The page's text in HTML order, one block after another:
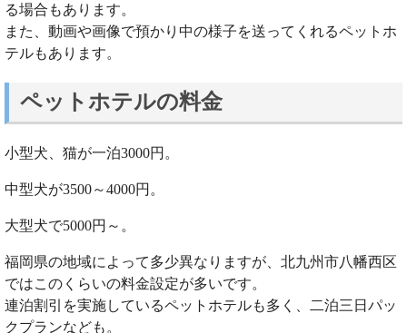
る場合もあります。
また、動画や画像で預かり中の様子を送ってくれるペットホ
テルもあります。
ペットホテルの料金
小型犬、猫が一泊3000円。
中型犬が3500～4000円。
大型犬で5000円～。
福岡県の地域によって多少異なりますが、北九州市八幡西区
ではこのくらいの料金設定が多いです。
連泊割引を実施しているペットホテルも多く、二泊三日パッ
クプランなども。